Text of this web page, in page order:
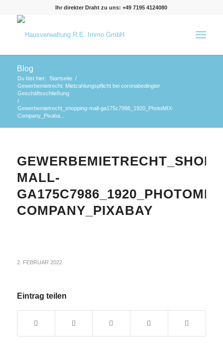
Ihr direkter Draht zu uns: +49 7195 4124080
Blog
Du bist hier: Startseite /
Gewerbemietrecht: Mietzahlungspflicht bei coronabedingter
Geschäftsschließung
/
Gewerbemietrecht_shopping-mall-ga175c7986_1920_PhotoMIX-
Company_Pixaba...
MALL-
GA175C7986_1920_PHOTOMIX-
COMPANY_PIXABAY
2. FEBRUAR 2022
Eintrag teilen